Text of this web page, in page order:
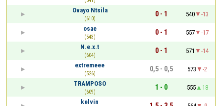
Ovayo Ntsila
(610)
0 - 1 540
-13
osae
(543)
0 - 1 557
-17
N.e.x.t
(604)
0 - 1 571
-14
extremeee
(526)
0,5 - 0,5 573
-2
TRAMPOSO
(609)
1 - 0 555
18
kelvin